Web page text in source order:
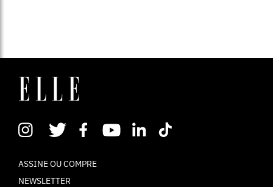
ASSINE OU COMPRE
NEWSLETTER